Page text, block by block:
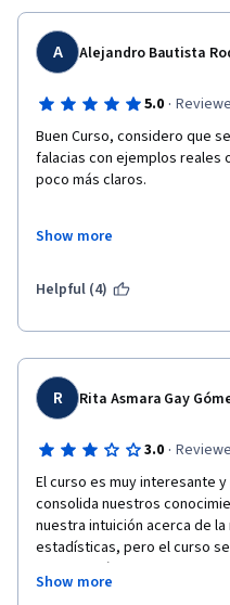
calidad de este curso, para
de calidad propios de esta
la imagen pública de una
A Alejandro Bautista
5.0 ·
Buen Curso, considero que
falacias con ejemplos reales
poco más claros.
Show more
Helpful (4)
R Rita Asmara Gay
3.0 ·
El curso es muy interesante
consolida nuestros
nuestra intuición acerca de
estadísticas, pero el curso
desde su título y esta parte
se queda a un nivel
Show more